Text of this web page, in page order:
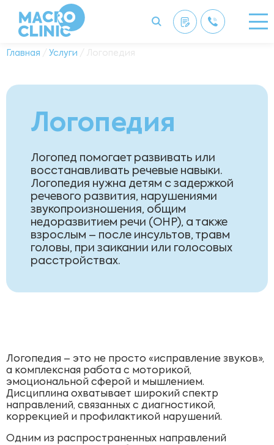
Главная / Услуги / Логопедия
Логопедия
Логопед помогает развивать или
восстанавливать речевые навыки.
Логопедия нужна детям с задержкой
речевого развития, нарушениями
звукопроизношения, общим
недоразвитием речи (ОНР), а также
взрослым – после инсультов, травм
головы, при заикании или голосовых
расстройствах.
Логопедия – это не просто «исправление звуков»,
а комплексная работа с моторикой,
эмоциональной сферой и мышлением.
Дисциплина охватывает широкий спектр
направлений, связанных с диагностикой,
коррекцией и профилактикой нарушений.
Одним из распространенных направлений